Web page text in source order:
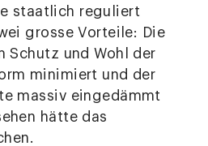
staatlich reguliert
grosse Vorteile: Die
Schutz und Wohl der
minimiert und der
massiv eingedämmt
hätte das